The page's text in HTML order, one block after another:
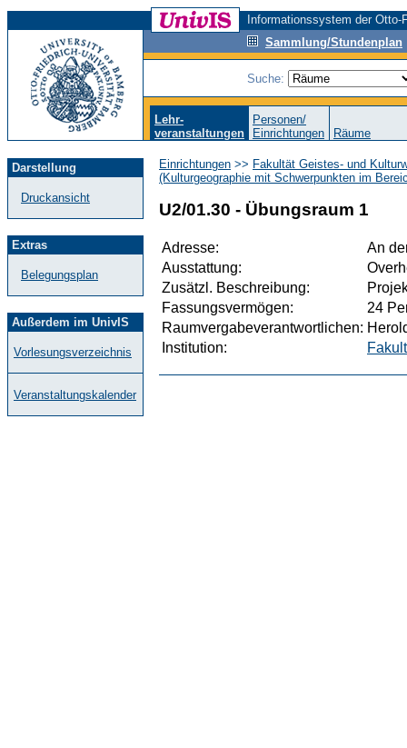
Informationssystem der
Sammlung/Stundenplan
Suche:
Lehr-
veranstaltungen
Personen/
Einrichtungen
Räume
Darstellung
Druckansicht
Extras
Belegungsplan
Außerdem im UnivIS
Vorlesungsverzeichnis
Veranstaltungskalender
Einrichtungen >> Fakultät Geistes- und
(Kulturgeographie mit Schwerpunkten im
U2/01.30 - Übungsraum 1
Adresse:
An
Ausstattung:
Zusätzl. Beschreibung:
Fassungsvermögen:
24
Raumvergabeverantwortlichen:
Institution: